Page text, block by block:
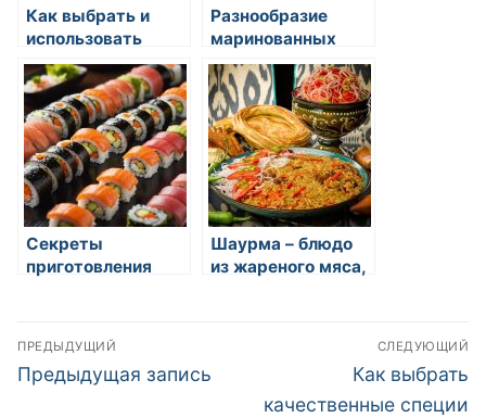
Как выбрать и
использовать
овощи в кулинарии
Разнообразие
маринованных
овощей на
восточной кухне
Секреты
приготовления
Шаурма – блюдо
из жареного мяса,
Навигация
по
ПРЕДЫДУЩИЙ
Предыдущая
Предыдущая запись
СЛЕДУЮЩИЙ
Следующая
запись:
Как выбрать
качественные специи